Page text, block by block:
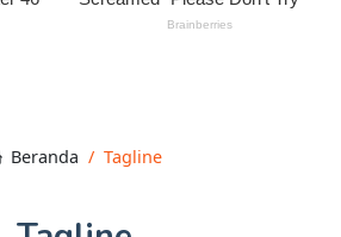
Beranda Tagline